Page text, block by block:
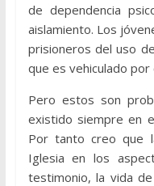
de dependencia
aislamiento. Los
prisioneros del uso
que es vehiculado por
Pero estos son
existido siempre en
Por tanto creo que
Iglesia en los
testimonio, la vida